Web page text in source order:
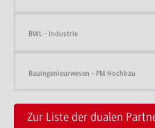
BWL - Industrie
Bauingenieurwesen - PM Hochbau
Zur Liste der dualen